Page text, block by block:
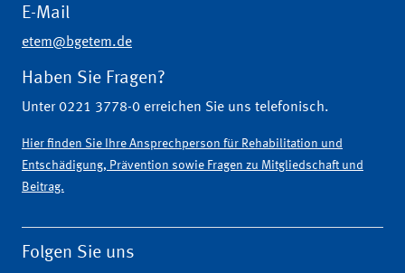
E-Mail
etem@bgetem.de
Haben Sie Fragen?
Unter 0221 3778-0 erreichen Sie uns telefonisch.
Hier finden Sie Ihre Ansprechperson für Rehabilitation und
Entschädigung, Prävention sowie Fragen zu Mitgliedschaft und
Beitrag.
Folgen Sie uns